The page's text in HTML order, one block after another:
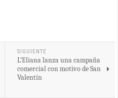
SIGUIENTE
L’Eliana lanza una campaña
comercial con motivo de San
Valentín